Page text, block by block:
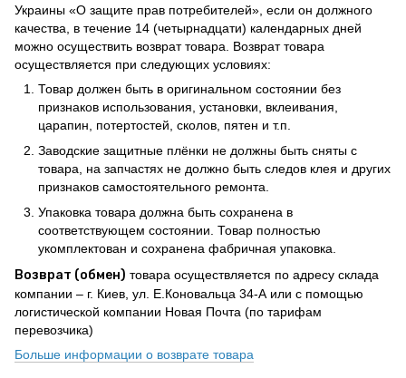
Украины «О защите прав потребителей», если он должного
качества, в течение 14 (четырнадцати) календарных дней
можно осуществить возврат товара. Возврат товара
осуществляется при следующих условиях:
Товар должен быть в оригинальном состоянии без
признаков использования, установки, вклеивания,
царапин, потертостей, сколов, пятен и т.п.
Заводские защитные плёнки не должны быть сняты с
товара, на запчастях не должно быть следов клея и других
признаков самостоятельного ремонта.
Упаковка товара должна быть сохранена в
соответствующем состоянии. Товар полностью
укомплектован и сохранена фабричная упаковка.
Возврат (обмен) товара осуществляется по адресу склада
компании – г. Киев, ул. Е.Коновальца 34-А или с помощью
логистической компании Новая Почта (по тарифам
перевозчика)
Больше информации о возврате товара